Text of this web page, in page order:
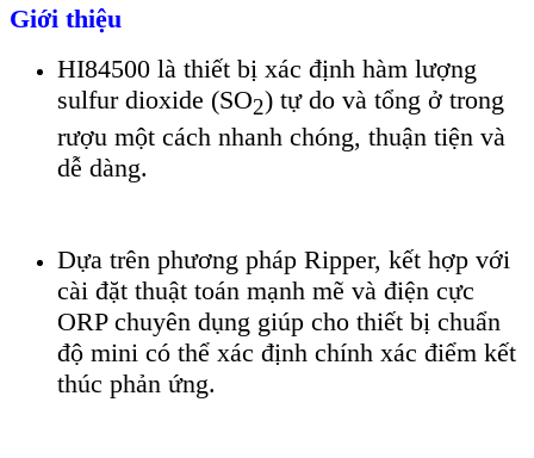
Giới thiệu
HI84500 là thiết bị xác định hàm lượng
sulfur dioxide (SO2) tự do và tổng ở trong
rượu một cách nhanh chóng, thuận tiện và
dễ dàng.
Dựa trên phương pháp Ripper, kết hợp với
cài đặt thuật toán mạnh mẽ và điện cực
ORP chuyên dụng giúp cho thiết bị chuẩn
độ mini có thể xác định chính xác điểm kết
thúc phản ứng.